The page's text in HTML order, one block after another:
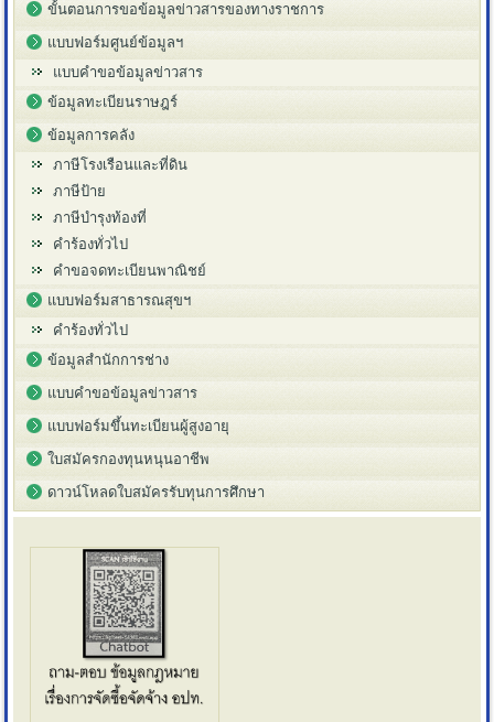
ขั้นตอนการขอข้อมูลข่าวสารของทางราชการ
แบบฟอร์มศูนย์ข้อมูลฯ
แบบคำขอข้อมูลข่าวสาร
ข้อมูลทะเบียนราษฎร์
ข้อมูลการคลัง
ภาษีโรงเรือนและที่ดิน
ภาษีป้าย
ภาษีบำรุงท้องที่
คำร้องทั่วไป
คำขอจดทะเบียนพาณิชย์
แบบฟอร์มสาธารณสุขฯ
คำร้องทั่วไป
ข้อมูลสำนักการช่าง
แบบคำขอข้อมูลข่าวสาร
แบบฟอร์มขึ้นทะเบียนผู้สูงอายุ
ใบสมัครกองทุนหนุนอาชีพ
ดาวน์โหลดใบสมัครรับทุนการศึกษา